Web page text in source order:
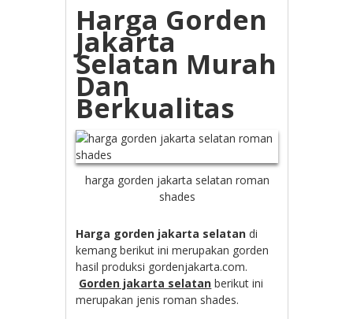
Harga Gorden
Jakarta
Selatan Murah
Dan
Berkualitas
harga gorden jakarta selatan roman
shades
Harga gorden jakarta selatan di
kemang berikut ini merupakan gorden
hasil produksi gordenjakarta.com.
Gorden jakarta selatan berikut ini
merupakan jenis roman shades.